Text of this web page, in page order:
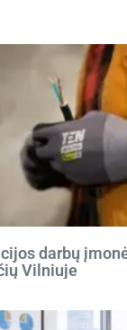
darbų
Vilniuje